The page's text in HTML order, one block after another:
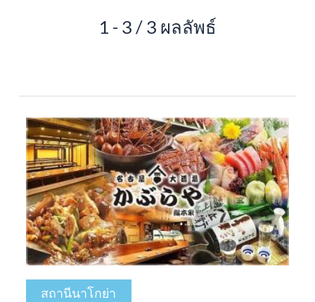
1 - 3 / 3 ผลลัพธ์
สถานีนาโกย่า